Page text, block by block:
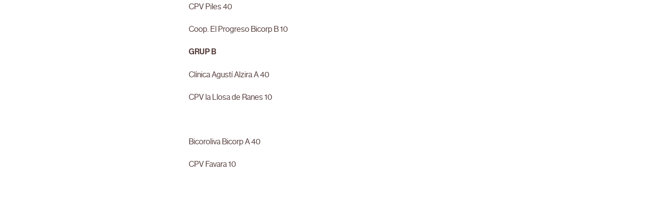
CPV Piles 40
Coop. El Progreso Bicorp B 10
GRUP B
Clínica Agustí Alzira A 40
CPV la Llosa de Ranes 10
Bicoroliva Bicorp A 40
CPV Favara 10